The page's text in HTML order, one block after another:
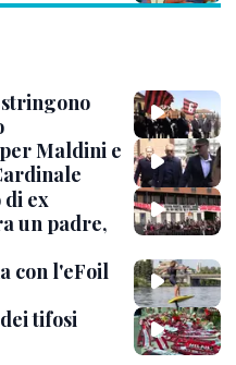
Maldini e
ex
un padre,
con l'eFoil
tifosi